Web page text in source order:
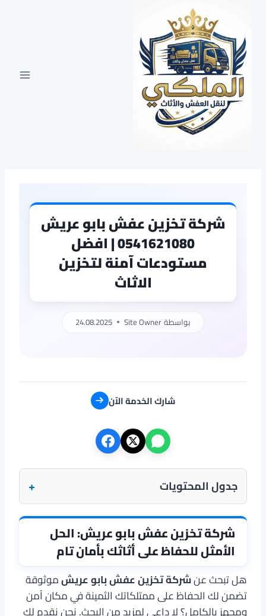
المحتوى
شركة تخزين عفش بابو عريش
0541621080 | افضل
مستودعات آمنة لتخزين
الاثاث
بواسطةSite Owner
24.08.2025
شارك الخدمة الآن
جدول المحتويات +
شركة تخزين عفش بابو عريش: الحل
الأمثل للحفاظ على أثاثك بأمان تام
هل تبحث عنشركة تخزين عفش بابو عريشموثوقة
تضمن لك الحفاظ على ممتلكاتك الثمينة في مكان آمن
ومجهز بالكامل؟ لا داعي لمزيد من البحث. نحن نقدم لك